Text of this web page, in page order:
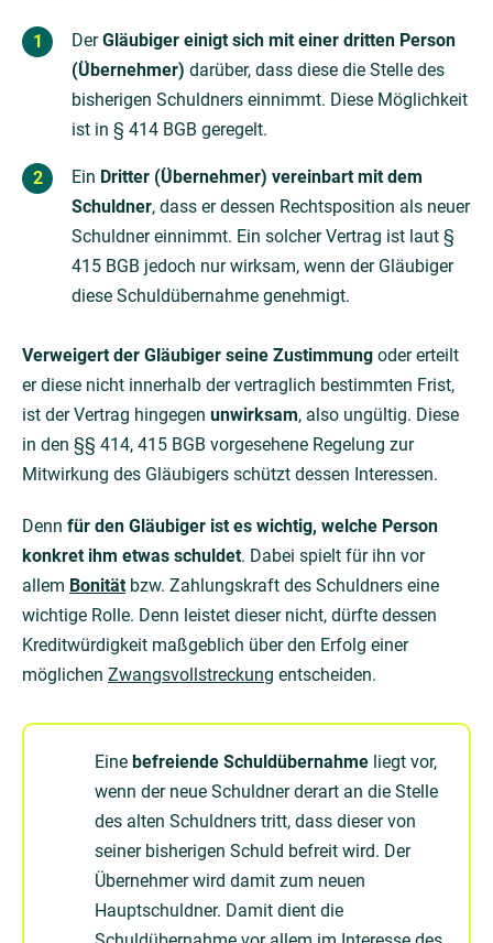
DerGläubiger einigt sich mit einer dritten Person
(Übernehmer) darüber, dass diese die Stelle des
bisherigen Schuldners einnimmt. Diese Möglichkeit
ist in § 414 BGB geregelt.
Ein Dritter (Übernehmer) vereinbart mit dem
Schuldner, dass er dessen Rechtsposition als neuer
Schuldner einnimmt. Ein solcher Vertrag ist laut §
415 BGB jedoch nur wirksam, wenn der Gläubiger
diese Schuldübernahme genehmigt.
Verweigert der Gläubiger seine Zustimmung oder erteilt
er diese nicht innerhalb der vertraglich bestimmten Frist,
ist der Vertrag hingegen unwirksam, also ungültig. Diese
in den §§ 414, 415 BGB vorgesehene Regelung zur
Mitwirkung des Gläubigers schützt dessen Interessen.
Denn für den Gläubiger ist es wichtig, welche Person
konkret ihm etwas schuldet. Dabei spielt für ihn vor
allem Bonitätbzw. Zahlungskraft des Schuldners eine
wichtige Rolle. Denn leistet dieser nicht, dürfte dessen
Kreditwürdigkeit maßgeblich über den Erfolg einer
möglichen Zwangsvollstreckung entscheiden.
Eine befreiende Schuldübernahme liegt vor,
wenn der neue Schuldner derart an die Stelle
des alten Schuldners tritt, dass dieser von
seiner bisherigen Schuld befreit wird. Der
Übernehmer wird damit zum neuen
Hauptschuldner. Damit dient die